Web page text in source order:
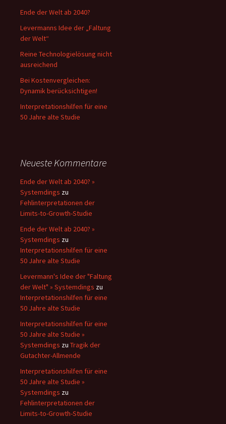
Ende der Welt ab 2040?
Levermanns Idee der „Faltung
der Welt“
Reine Technologielösung nicht
ausreichend
Bei Kostenvergleichen:
Dynamik berücksichtigen!
Interpretationshilfen für eine
50 Jahre alte Studie
Neueste Kommentare
Ende der Welt ab 2040? »
Systemdings zu
Fehlinterpretationen der
Limits-to-Growth-Studie
Ende der Welt ab 2040? »
Systemdings zu
Interpretationshilfen für eine
50 Jahre alte Studie
Levermann's Idee der "Faltung
der Welt" » Systemdings zu
Interpretationshilfen für eine
50 Jahre alte Studie
Interpretationshilfen für eine
50 Jahre alte Studie »
Systemdings zu Tragik der
Gutachter-Allmende
Interpretationshilfen für eine
50 Jahre alte Studie »
Systemdings zu
Fehlinterpretationen der
Limits-to-Growth-Studie